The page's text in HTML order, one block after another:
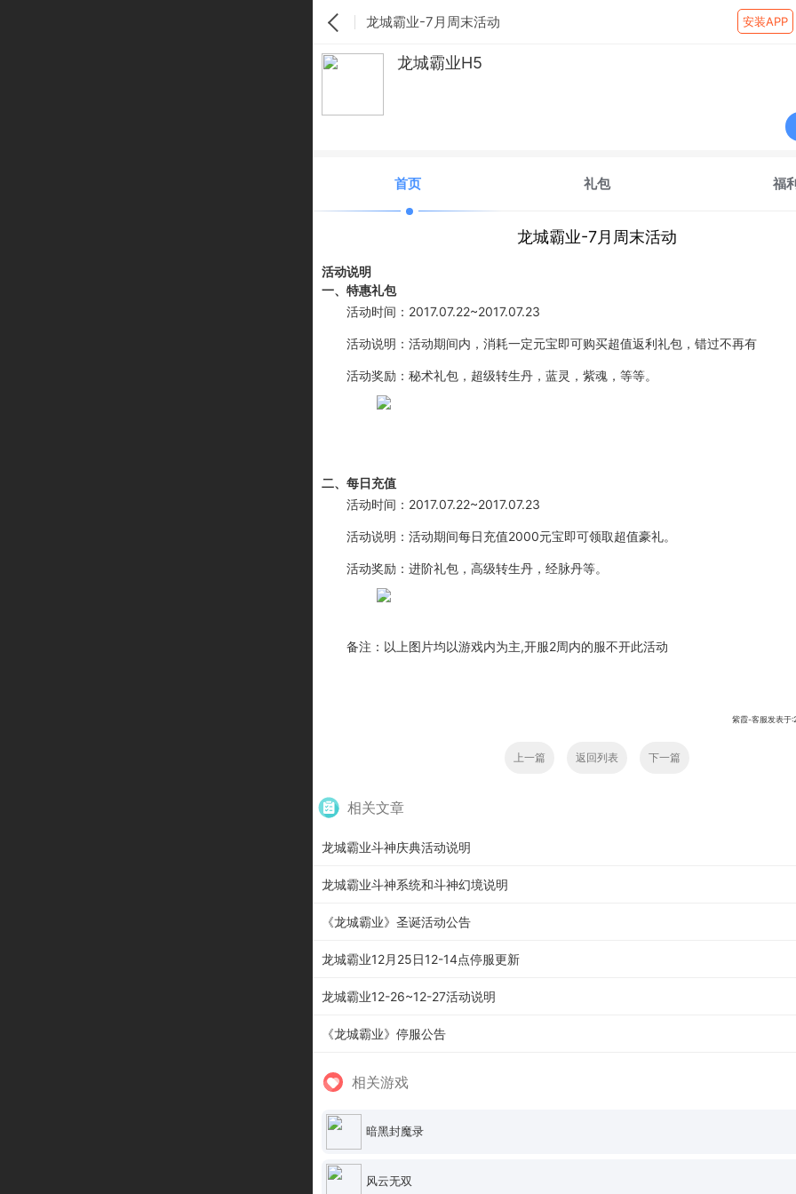
龙城霸业-7月周末活动 安装APP
龙城霸业H5
首页 礼包 福
龙城霸业-7月周末活动
活动说明
一、特惠礼包
活动时间： 2017.07.22~2017.07.23
活动说明：活动期间内，消耗一定元宝即可购买超值返利礼包，错过不再有
活动奖励：秘术礼包，超级转生丹，蓝灵，紫魂，等等。
二、每日充值
活动时间： 2017.07.22~2017.07.23
活动说明：活动期间每日充值2000元宝即可领取超值豪礼。
活动奖励：进阶礼包，高级转生丹，经脉丹等。
备注：以上图片均以游戏内为主,开服2周内的服不开此活动
紫霞-客服发表于
上一篇 返回列表 下一篇
相关文章
龙城霸业斗神庆典活动说明
龙城霸业斗神系统和斗神幻境说明
《龙城霸业》圣诞活动公告
龙城霸业12月25日12-14点停服更新
龙城霸业12-26~12-27活动说明
《龙城霸业》停服公告
相关游戏
暗黑封魔录
风云无双